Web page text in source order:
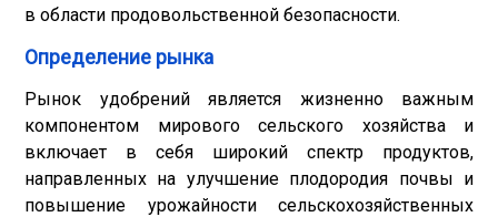
в области продовольственной безопасности.
Определение рынка
Рынок удобрений является жизненно важным
компонентом мирового сельского хозяйства и
включает в себя широкий спектр продуктов,
направленных на улучшение плодородия почвы и
повышение урожайности сельскохозяйственных